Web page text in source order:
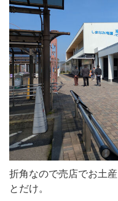
折角なので売店でお土
とだけ。